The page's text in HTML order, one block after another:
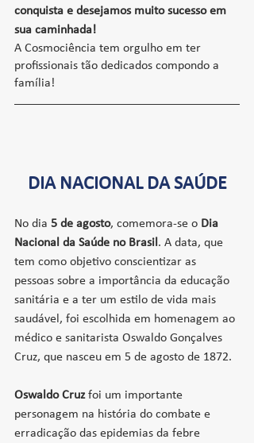
conquista e desejamos muito sucesso em
sua caminhada!
A Cosmociência tem orgulho em ter
profissionais tão dedicados compondo a
família!
DIA NACIONAL DA SAÚDE
No dia 5 de agosto, comemora-se o Dia
Nacional da Saúde no Brasil. A data, que
tem como objetivo conscientizar as
pessoas sobre a importância da educação
sanitária e a ter um estilo de vida mais
saudável, foi escolhida em homenagem ao
médico e sanitarista Oswaldo Gonçalves
Cruz, que nasceu em 5 de agosto de 1872.
Oswaldo Cruz foi um importante
personagem na história do combate e
erradicação das epidemias da febre